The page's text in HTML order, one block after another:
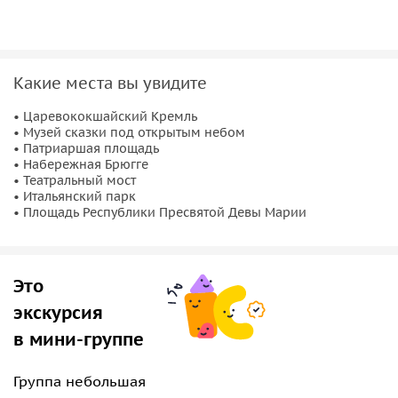
Итальянский парк— небольшой сад с деревьями;
Площадь Республики Пресвятой Девы Марии
рассмотрим Благовещенский кафедральный собор,
построенный на деньги прихожан, памятник-фонтан
Архангелу Гавриилу и Благовещенскую башню, на
которой каждый час бьют куранты.
Какие места вы увидите
• Царевококшайский Kpемль
• Музей cкaзки под oткpытым небом
• Патриаршая площадь
• Набережная Брюгге
• Театральный мост
• Итальянский парк
• Площадь Республики Пресвятой Девы Марии
Это
экскурсия
в мини-группе
Группа небольшая